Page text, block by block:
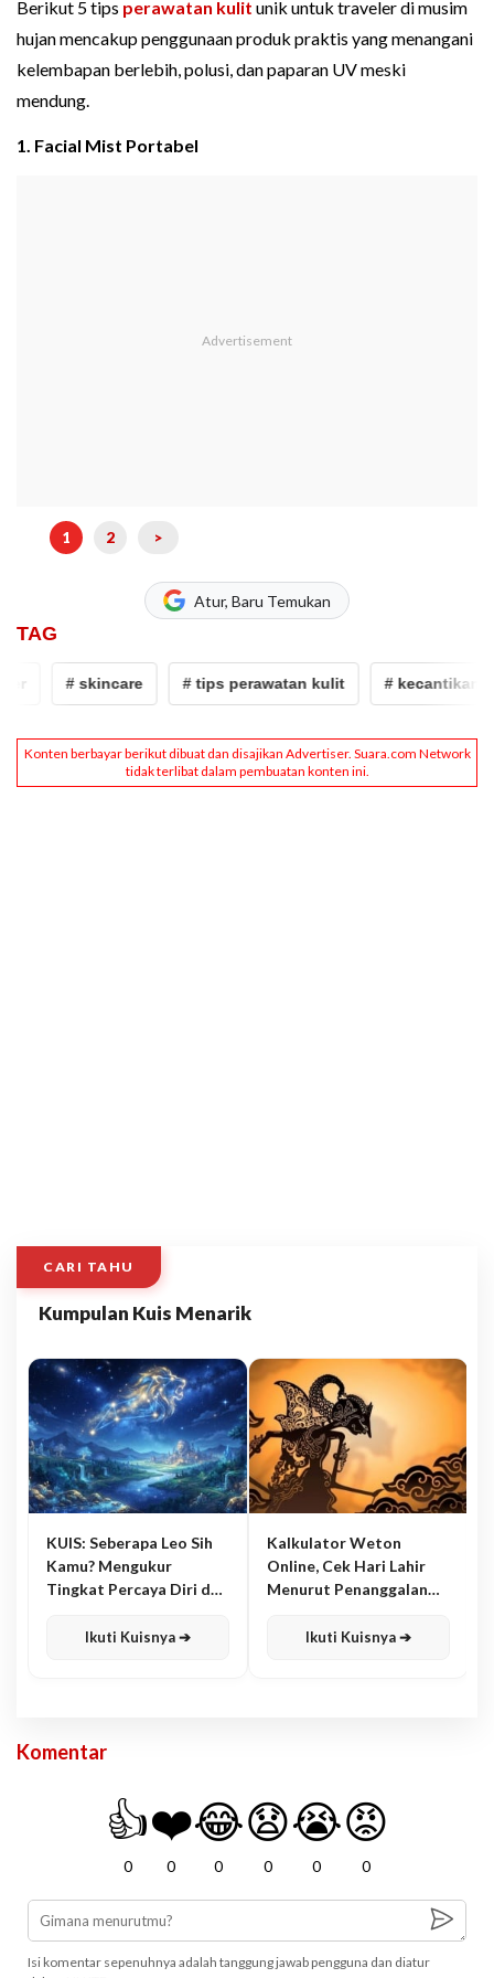
Berikut 5 tips perawatan kulit unik untuk traveler di musim
hujan mencakup penggunaan produk praktis yang menangani
kelembapan berlebih, polusi, dan paparan UV meski
mendung.
1. Facial Mist Portabel
1 2 >
Atur, Baru Temukan
TAG
# skincare # tips perawatan kulit # kecantikan
CARI TAHU
Kumpulan Kuis Menarik
KUIS: Seberapa Leo Sih
Kamu? Mengukur
Tingkat Percaya Diri dan
Ikuti Kuisnya ➔
Kalkulator Weton
Online, Cek Hari Lahir
Menurut Penanggalan
Ikuti Kuisnya ➔
Komentar
👍
0
❤️
0
😂
0
😧
0
😭
0
😡
0
Isi komentar sepenuhnya adalah tanggung jawab pengguna dan diatur